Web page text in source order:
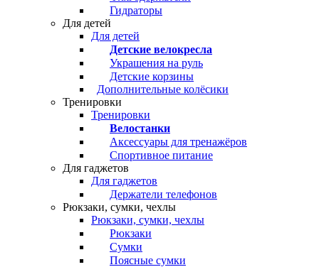
Гидраторы
Для детей
Для детей
Детские велокресла
Украшения на руль
Детские корзины
Дополнительные колёсики
Тренировки
Тренировки
Велостанки
Аксессуары для тренажёров
Спортивное питание
Для гаджетов
Для гаджетов
Держатели телефонов
Рюкзаки, сумки, чехлы
Рюкзаки, сумки, чехлы
Рюкзаки
Сумки
Поясные сумки